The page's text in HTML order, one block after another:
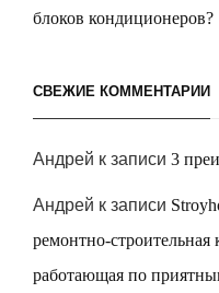
блоков кондиционеров?
СВЕЖИЕ КОММЕНТАРИИ
Андрей к записи 3
Андрей к записи
ремонтно-
работающая по